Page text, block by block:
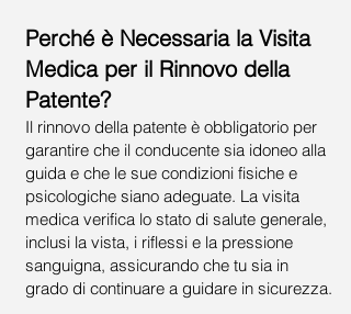
Perché è Necessaria la Visita
Medica per il Rinnovo della
Patente?
Il rinnovo della patente è obbligatorio per
garantire che il conducente sia idoneo alla
guida e che le sue condizioni fisiche e
psicologiche siano adeguate. La visita
medica verifica lo stato di salute generale,
inclusi la vista, i riflessi e la pressione
sanguigna, assicurando che tu sia in
grado di continuare a guidare in sicurezza.